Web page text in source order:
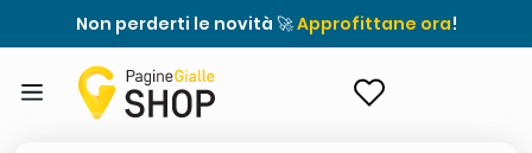
Non perderti le novità 🚀Approfittane ora!